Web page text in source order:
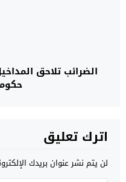
الضرائب تلاحق
اترك تعليق
لن يتم نشر عنوان بريدك